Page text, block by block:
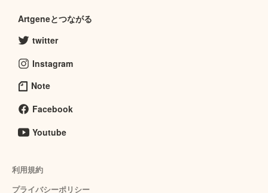
Artgeneとつながる
twitter
Instagram
Note
Facebook
Youtube
利用規約
プライバシーポリシー